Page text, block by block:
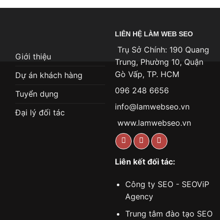
Giới thiệu
Dự án khách hàng
Tuyển dụng
Đại lý đối tác
LIÊN HỆ LÀM WEB SEO
Trụ Sở Chính: 190 Quang
Trung, Phường 10, Quận
Gò Vấp, TP. HCM
096 248 6656
info@lamwebseo.vn
www.lamwebseo.vn
Liên kết đối tác:
Công ty SEO - SEOViP
Agency
Trung tâm đào tạo SEO